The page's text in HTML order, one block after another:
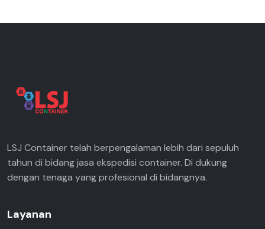
LSJ Container telah berpengalaman lebih dari sepuluh
tahun di bidang jasa ekspedisi container. Di dukung
dengan tenaga yang profesional di bidangnya.
Layanan